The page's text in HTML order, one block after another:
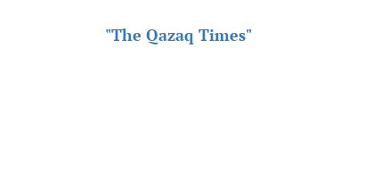
"The Qazaq Times"